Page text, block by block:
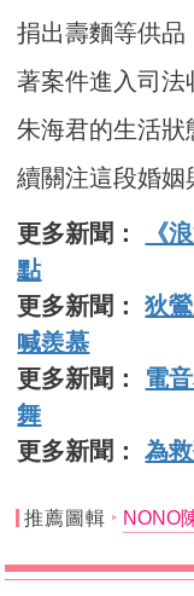
捐出壽麵等供品
著案件進入司
朱海君的生活
續關注這段婚姻
更多新聞：
《
點
更多新聞：狄
喊羨慕
更多新聞： 電
舞
更多新聞：為
推薦圖輯 NONO